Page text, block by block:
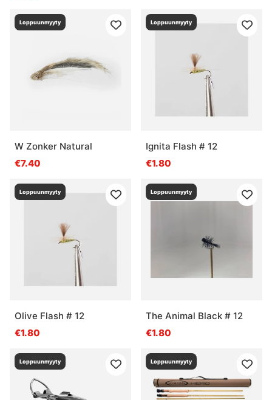
Loppuunmyyty
W Zonker Natural
€7.40
Loppuunmyyty
Ignita Flash # 12
€1.80
Loppuunmyyty
Olive Flash # 12
€1.80
Loppuunmyyty
The Animal Black # 12
€1.80
Loppuunmyyty Loppuunmyyty